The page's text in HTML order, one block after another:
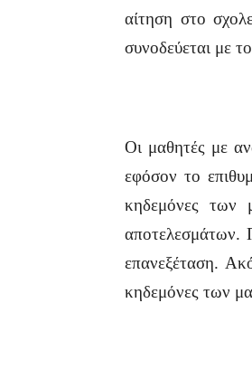
αίτηση στο
συνοδεύεται με
Οι μαθητές με
εφόσον το
κηδεμόνες των
αποτελεσμάτων.
επανεξέταση.
κηδεμόνες των